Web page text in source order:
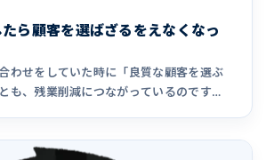
ら顧客を選ばざるをえなくなっ
わせをしていた時に「良質な顧客を選ぶ
も、残業削減につながっているのです